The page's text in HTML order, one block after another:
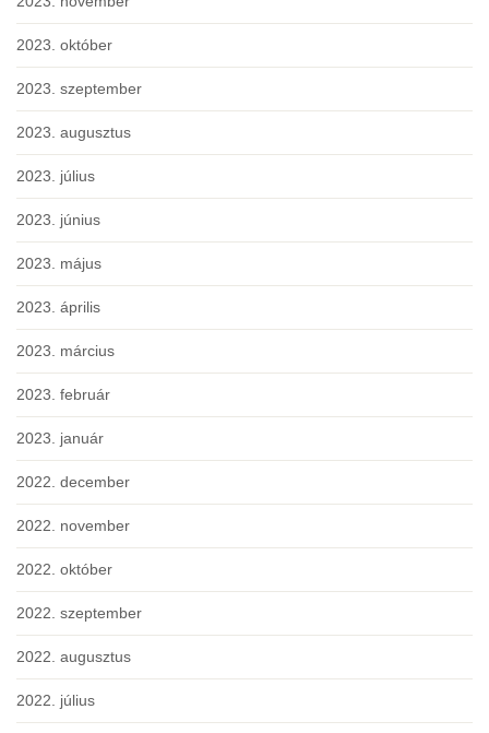
2023. október
2023. szeptember
2023. augusztus
2023. július
2023. június
2023. május
2023. április
2023. március
2023. február
2023. január
2022. december
2022. november
2022. október
2022. szeptember
2022. augusztus
2022. július